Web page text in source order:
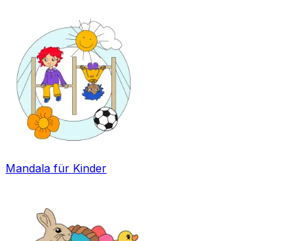
Mandala für Kinder